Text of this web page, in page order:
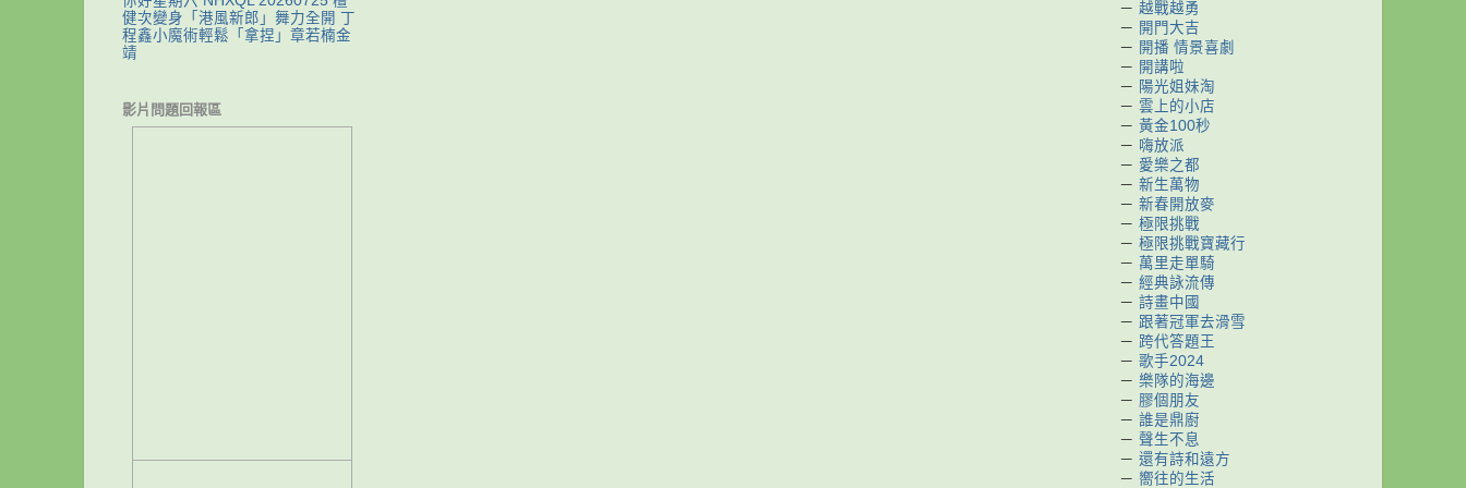
健次變身「港風新郎」舞力全開 丁
程鑫小魔術輕鬆「拿捏」章若楠金
靖
影片問題回報區
－ 越戰越勇
－ 開門大吉
－ 開播 情景喜劇
－ 開講啦
－ 陽光姐妹淘
－ 雲上的小店
－ 黃金100秒
－ 嗨放派
－ 愛樂之都
－ 新生萬物
－ 新春開放麥
－ 極限挑戰
－ 極限挑戰寶藏行
－ 萬里走單騎
－ 經典詠流傳
－ 詩畫中國
－ 跟著冠軍去滑雪
－ 跨代答題王
－ 歌手2024
－ 樂隊的海邊
－ 膠個朋友
－ 誰是鼎廚
－ 聲生不息
－ 還有詩和遠方
－ 嚮往的生活